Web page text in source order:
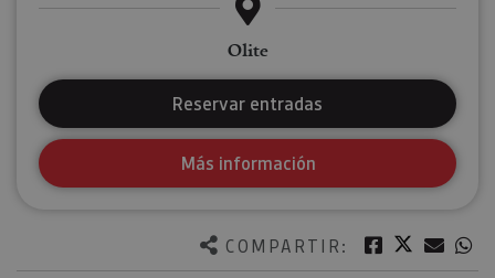
COMPARTIR: Facebook
Twitter
Olite
Reservar entradas
Más información